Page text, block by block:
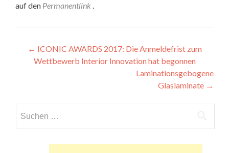
auf den Permanentlink .
Beitragsnavigation
← ICONIC AWARDS 2017: Die Anmeldefrist zum
Wettbewerb Interior Innovation hat begonnen
Laminationsgebogene
Glaslaminate →
nach: